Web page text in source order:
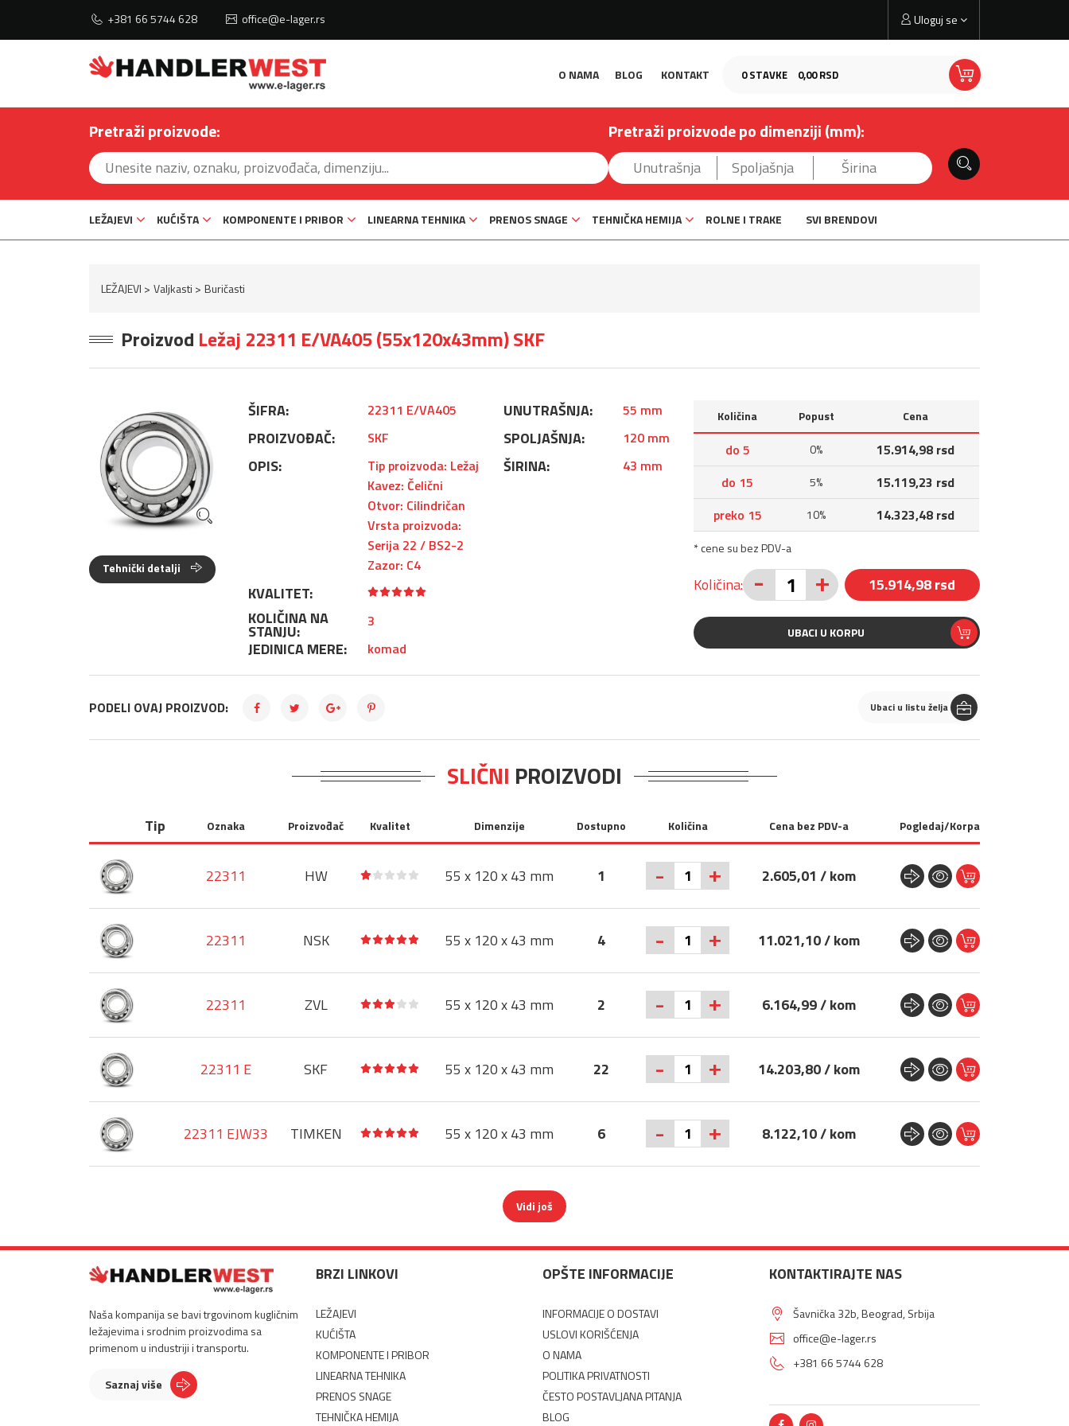
+381 66 5744 628 office@e-lager.rs
0STAVKE 0,00 RSD
Uloguj se
O NAMA BLOG KONTAKT
Pretraži proizvode: Pretraži proizvode po dimenziji (mm):
LEŽAJEVI KUĆIŠTA KOMPONENTE I PRIBOR LINEARNA TEHNIKA PRENOS SNAGE TEHNIČKA HEMIJA ROLNE I TRAKE SVI BRENDOVI
LEŽAJEVI Valjkasti Buričasti
Proizvod Ležaj 22311 E/VA405 (55x120x43mm) SKF
Tehnički detalji
ŠIFRA: 22311 E/VA405
PROIZVOĐAČ: SKF
OPIS:
Tip proizvoda: Ležaj
Kavez: Čelični
Otvor: Cilindričan
Vrsta proizvoda:
Serija 22 / BS2-2
Zazor: C4
KVALITET:
KOLIČINA NA
STANJU: 3
JEDINICA MERE: komad
UNUTRAŠNJA: 55 mm
SPOLJAŠNJA: 120 mm
ŠIRINA: 43 mm
Količina Popust Cena
do 5 0%
15.914,98 rsd
do 15
5%
15.119,23 rsd
preko 15
10% 14.323,48 rsd
* cene su bez PDV-a
Količina: - + 15.914,98 rsd
UBACI U KORPU
PODELI OVAJ PROIZVOD: Ubaci u listu želja
SLIČNI PROIZVODI
Tip Oznaka Proizvođač Kvalitet Dimenzije Dostupno Količina Cena bez PDV-a Pogledaj/Korpa
22311 HW 55 x 120 x 43 mm 1 - + 2.605,01 / kom
22311 NSK 55 x 120 x 43 mm 4 - + 11.021,10 / kom
22311 ZVL 55 x 120 x 43 mm 2 - + 6.164,99 / kom
22311 E SKF 55 x 120 x 43 mm 22 - + 14.203,80 / kom
22311 EJW33 TIMKEN 55 x 120 x 43 mm 6 - + 8.122,10 / kom
Vidi još
Naša kompanija se bavi trgovinom kugličnim
ležajevima i srodnim proizvodima sa
primenom u industriji i transportu.
Saznaj više
BRZI LINKOVI
LEŽAJEVI
KUĆIŠTA
KOMPONENTE I PRIBOR
LINEARNA TEHNIKA
PRENOS SNAGE
TEHNIČKA HEMIJA
OPŠTE INFORMACIJE
INFORMACIJE O DOSTAVI
USLOVI KORIŠĆENJA
O NAMA
POLITIKA PRIVATNOSTI
ČESTO POSTAVLJANA PITANJA
BLOG
KONTAKTIRAJTE NAS
Šavnička 32b, Beograd, Srbija
office@e-lager.rs
+381 66 5744 628